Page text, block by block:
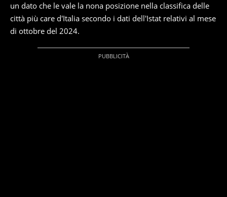
un dato che le vale la nona posizione nella classifica delle
città più care d'Italia secondo i dati dell'Istat relativi al mese
di ottobre del 2024.